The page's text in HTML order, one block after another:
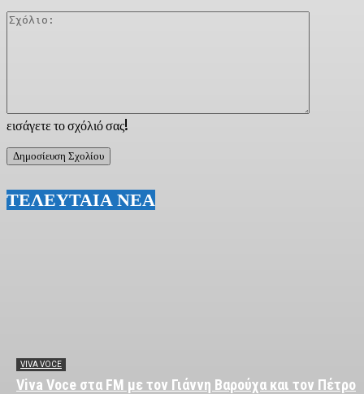
εισάγετε το σχόλιό σας!
ΤΕΛΕΥΤΑΙΑ ΝΕΑ
VIVA VOCE
Viva Voce στα FM με τον Γιάννη Βαρούχα και τον Πέτρο